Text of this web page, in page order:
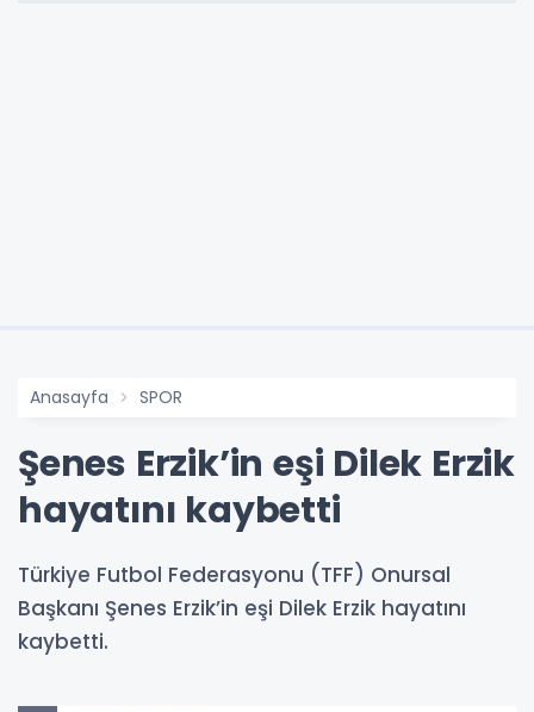
Anasayfa SPOR
Şenes Erzik’in eşi Dilek Erzik
hayatını kaybetti
Türkiye Futbol Federasyonu (TFF) Onursal
Başkanı Şenes Erzik’in eşi Dilek Erzik hayatını
kaybetti.